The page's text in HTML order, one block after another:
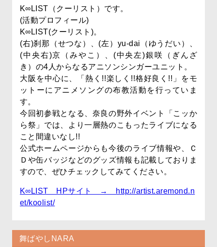
K∞LIST（クーリスト）です。
(活動プロフィール)
K∞LIST(クーリスト)。
(右)刹那（せつな）、(左）yu-dai（ゆうだい）、
(中央右)京（みやこ）、(中央左)銀咲（ぎんざ
き）の4人からなるアニソンシンガーユニット。
大阪を中心に、「熱く!!楽しく!!格好良く!!」をモ
ットーにアニメソングの布教活動を行っていま
す。
今回初参戦となる、奈良の野外イベント「こッか
ら祭」では、より一層熱のこもったライブになる
こと間違いなし!!
公式ホームページからも今後のライブ情報や、Ｃ
Ｄや缶バッジなどのグッズ情報も記載しておりま
すので、ぜひチェックしてみてください。
K∞LIST HPサイト → http://artist.aremond.n
et/koolist/
舞ばやしNARA